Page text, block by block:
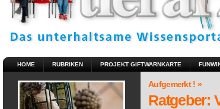
HOME RUBRIKEN PROJEKT GIFTWARNKARTE
Aufgemerkt ! »
Ratgeber: